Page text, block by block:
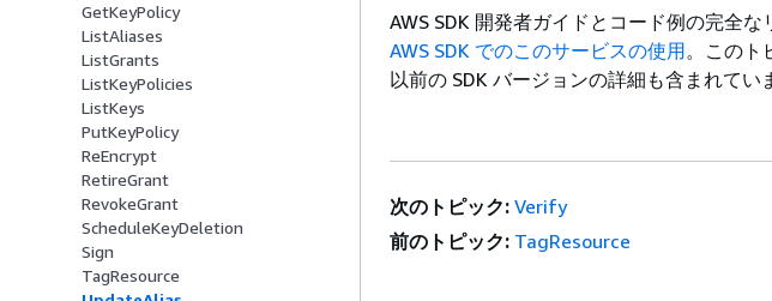
GetKeyPolicy
ListAliases
ListGrants
ListKeyPolicies
ListKeys
PutKeyPolicy
ReEncrypt
RetireGrant
RevokeGrant
ScheduleKeyDeletion
Sign
TagResource
AWS SDK 開発者ガイドとコード例の完全
AWS SDK でのこのサービスの使用。このト
以前の SDK バージョンの詳細も含まれてい
次のトピック: Verify
前のトピック: TagResource